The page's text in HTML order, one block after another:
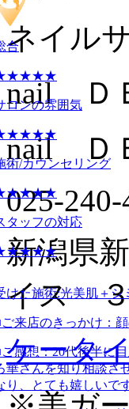
ネイル
nail Ｄ
nail Ｄ
025-240-
新潟県
イス
ケータ
合
ロンの雰囲気
術/カウンセリング
タッフの対応
けた施術:光美肌＋シ
来店のきっかけ：
感想：20代後半に
華さんを知り相談さ
り、とても嬉しいで